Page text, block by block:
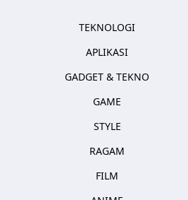
TEKNOLOGI
APLIKASI
GADGET & TEKNO
GAME
STYLE
RAGAM
FILM